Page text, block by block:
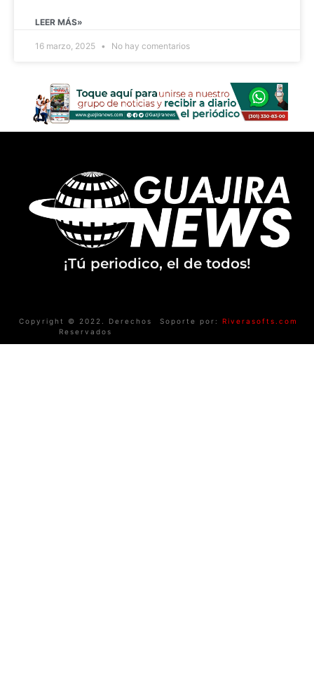
LEER MÁS»
16 marzo, 2025 No hay comentarios
¡Tú periodico, el de todos!
Copyright © 2022. Derechos
Reservados
Soporte por: Riverasofts.com